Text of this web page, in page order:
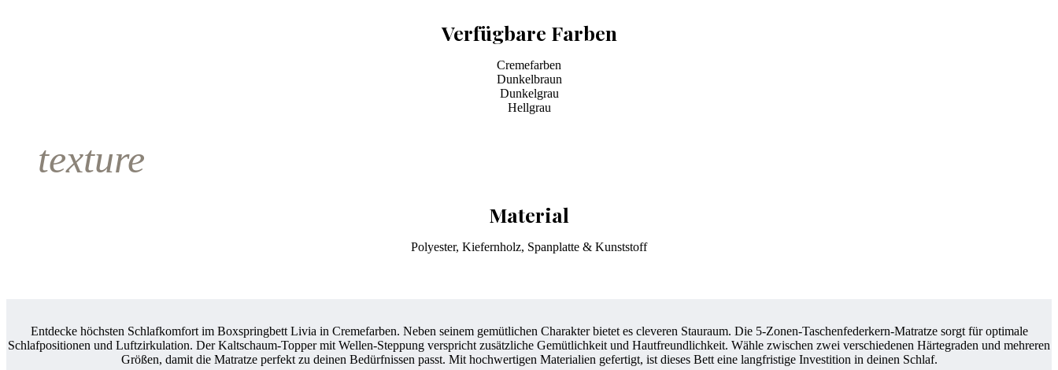
Verfügbare Farben
Cremefarben
Dunkelbraun
Dunkelgrau
Hellgrau
texture
Material
Polyester, Kiefernholz, Spanplatte & Kunststoff
Entdecke höchsten Schlafkomfort im Boxspringbett Livia in Cremefarben. Neben seinem gemütlichen Charakter bietet es cleveren Stauraum. Die 5-Zonen-Taschenfederkern-Matratze sorgt für optimale
Schlafpositionen und Luftzirkulation. Der Kaltschaum-Topper mit Wellen-Steppung verspricht zusätzliche Gemütlichkeit und Hautfreundlichkeit. Wähle zwischen zwei verschiedenen Härtegraden und mehreren
Größen, damit die Matratze perfekt zu deinen Bedürfnissen passt. Mit hochwertigen Materialien gefertigt, ist dieses Bett eine langfristige Investition in deinen Schlaf.